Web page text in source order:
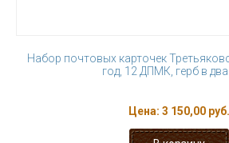
Набор почтовых карточек
год, 12 ДПМК, герб в
Цена: 3 150,00 руб.